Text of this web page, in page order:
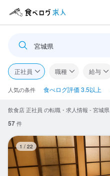
食べログ求人TOP
求人検索
閲覧履歴
宮城県
正社員 職種 給与
人気の条件 食べログ評価 3.5以上
飲食店 正社員 の転職・求人情報 - 宮城県
57件
1 / 22